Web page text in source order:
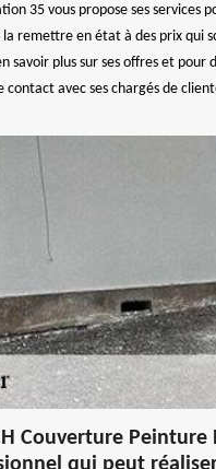
35 vous propose ses services
remettre en état à des prix qui
savoir plus sur ses offres et pour
contact avec ses chargés de
Couverture
qui peut